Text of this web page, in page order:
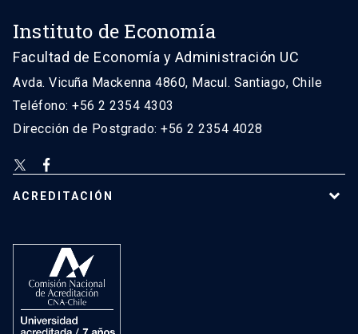
Instituto de Economía
Facultad de Economía y Administración UC
Avda. Vicuña Mackenna 4860, Macul. Santiago, Chile
Teléfono: +56 2 2354 4303
Dirección de Postgrado: +56 2 2354 4028
ACREDITACIÓN